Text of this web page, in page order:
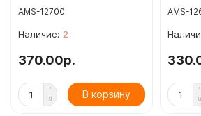
AMS-12700
2
370.00р.
В корзину
AMS-